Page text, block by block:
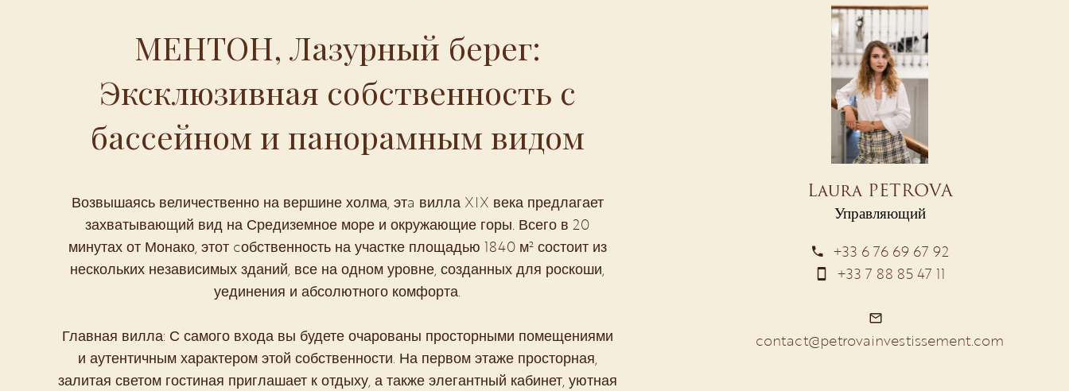
МЕНТОН, Лазурный берег:
Эксклюзивная собственность с
бассейном и панорамным видом
Возвышаясь величественно на вершине холма, этa вилла XIX века предлагает
захватывающий вид на Средиземное море и окружающие горы. Всего в 20
минутах от Монако, этот cобственность на участке площадью 1840 м² состоит из
нескольких независимых зданий, все на одном уровне, созданных для роскоши,
уединения и абсолютного комфорта.
Главная вилла: С самого входа вы будете очарованы просторными помещениями
и аутентичным характером этой собственности. На первом этаже просторная,
залитая светом гостиная приглашает к отдыху, а также элегантный кабинет, уютная
Laura PETROVA
Управляющий
+33 6 76 69 67 92
+33 7 88 85 47 11
contact@petrovainvestissement.com